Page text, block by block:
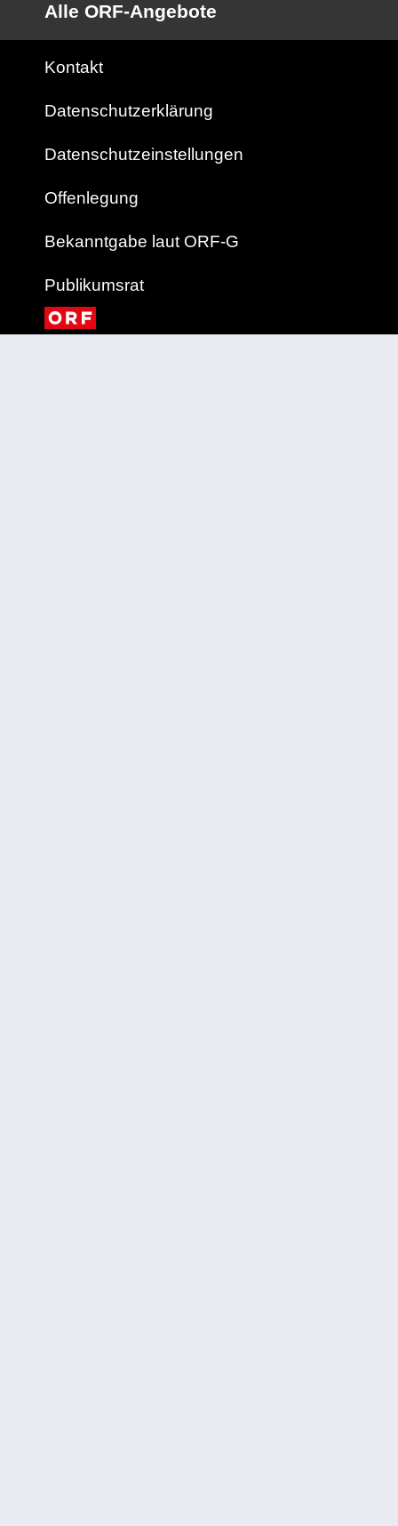
Alle ORF-Angebote
Kontakt
Datenschutzerklärung
Datenschutzeinstellungen
Offenlegung
Bekanntgabe laut ORF-G
Publikumsrat